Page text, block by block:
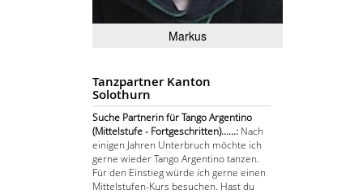
Markus
Tanzpartner Kanton
Solothurn
Suche Partnerin für Tango Argentino
(Mittelstufe - Fortgeschritten)......: Nach
einigen Jahren Unterbruch möchte ich
gerne wieder Tango Argentino tanzen.
Für den Einstieg würde ich gerne einen
Mittelstufen-Kurs besuchen. Hast du